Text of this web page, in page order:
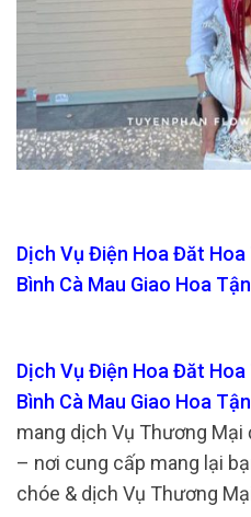
Dịch Vụ Điện Hoa Đăt
Bình Cà Mau Giao Hoa
Dịch Vụ Điện Hoa Đăt
Bình Cà Mau Giao Hoa
mang dịch Vụ Thương Mại
– nơi cung cấp mang lại
chóe & dịch Vụ Thương